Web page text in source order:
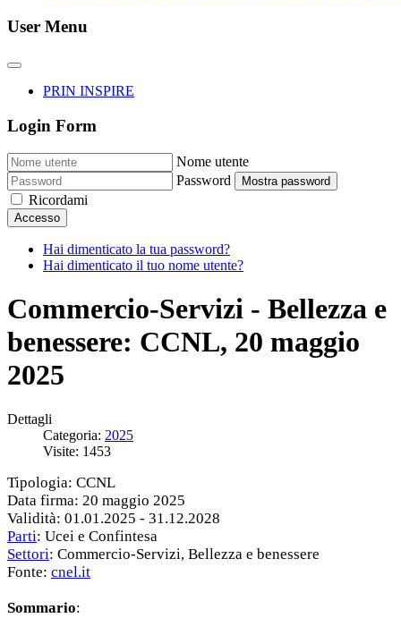
User Menu
PRIN INSPIRE
Login Form
Nome utente
Password
Mostra password
Ricordami
Accesso
Hai dimenticato la tua password?
Hai dimenticato il tuo nome utente?
Commercio-Servizi - Bellezza e
benessere: CCNL, 20 maggio
2025
Dettagli
Categoria: 2025
Visite: 1453
Tipologia: CCNL
Data firma: 20 maggio 2025
Validità: 01.01.2025 - 31.12.2028
Parti: Ucei e Confintesa
Settori: Commercio-Servizi, Bellezza e benessere
Fonte: cnel.it
Sommario: